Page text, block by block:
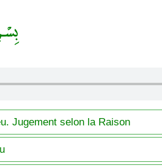
Jugement selon la Raison